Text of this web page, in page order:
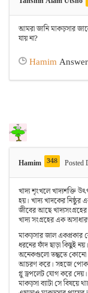
আমরা জানি মাকড়সার
যায় না?
Hamim
Hamim 348 Posted
খাদ্য শৃংখলে খাদ্যশক্তি
হয়। খাদ্য খাদকের নিষ্ঠুর
জীবের আছে
খাদ্য সংগ্রহের এক
মাকড়সার জাল একপ্রকার
ধরনের ফাঁদ ছাড়া কিছুই
অনেকগুলো তন্তুতে কোনো
আচরণ করে। সহজে
গ্লু ড্রপলেট যোগ করে
মাকড়সা ব্যাটা সে